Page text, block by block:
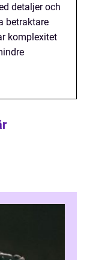
detaljer och
betraktare
komplexitet